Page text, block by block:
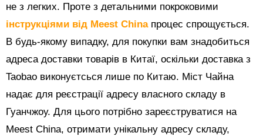
не з легких. Проте з детальними покроковими
інструкціями від Meest China процес спрощується.
В будь-якому випадку, для покупки вам знадобиться
адреса доставки товарів в Китаї, оскільки доставка з
Taobao виконуєтсься лише по Китаю. Міст Чайна
надає для реєстрації адресу власного складу в
Гуанчжоу. Для цього потрібно зареєструватися на
Meest China, отримати унікальну адресу складу,